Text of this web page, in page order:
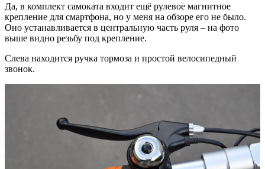
Да, в комплект самоката входит ещё рулевое магнитное
крепление для смартфона, но у меня на обзоре его не было.
Оно устанавливается в центральную часть руля – на фото
выше видно резьбу под крепление.
Слева находится ручка тормоза и простой велосипедный
звонок.